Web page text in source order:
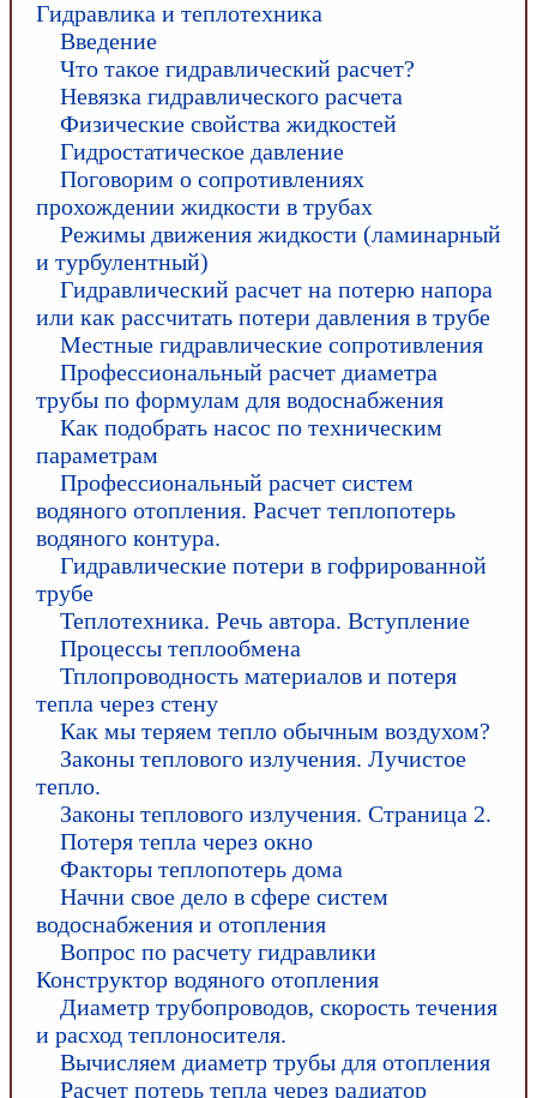
Гидравлика и теплотехника
Введение
Что такое гидравлический расчет?
Невязка гидравлического расчета
Физические свойства жидкостей
Гидростатическое давление
Поговорим о сопротивлениях
прохождении жидкости в трубах
Режимы движения жидкости (ламинарный
и турбулентный)
Гидравлический расчет на потерю напора
или как рассчитать потери давления в трубе
Местные гидравлические сопротивления
Профессиональный расчет диаметра
трубы по формулам для водоснабжения
Как подобрать насос по техническим
параметрам
Профессиональный расчет систем
водяного отопления. Расчет теплопотерь
водяного контура.
Гидравлические потери в гофрированной
трубе
Теплотехника. Речь автора. Вступление
Процессы теплообмена
Тплопроводность материалов и потеря
тепла через стену
Как мы теряем тепло обычным воздухом?
Законы теплового излучения. Лучистое
тепло.
Законы теплового излучения. Страница 2.
Потеря тепла через окно
Факторы теплопотерь дома
Начни свое дело в сфере систем
водоснабжения и отопления
Вопрос по расчету гидравлики
Конструктор водяного отопления
Диаметр трубопроводов, скорость течения
и расход теплоносителя.
Вычисляем диаметр трубы для отопления
Расчет потерь тепла через радиатор